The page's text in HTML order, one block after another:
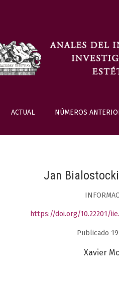
ACTUAL NÚMEROS
Jan
https://doi.org/10.22201/
Publicado
Xavier